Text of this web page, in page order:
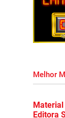
Melhor
Material
Editora